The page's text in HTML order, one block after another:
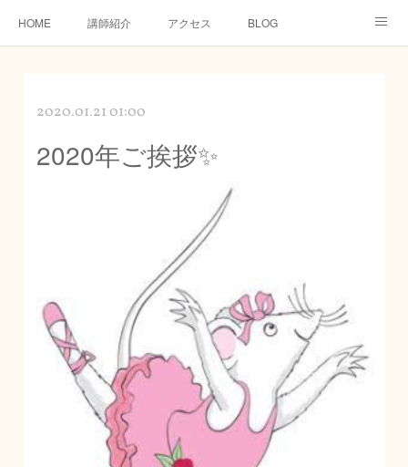
HOME 講師紹介 アクセス BLOG
2020.01.21 01:00
2020年ご挨拶✨